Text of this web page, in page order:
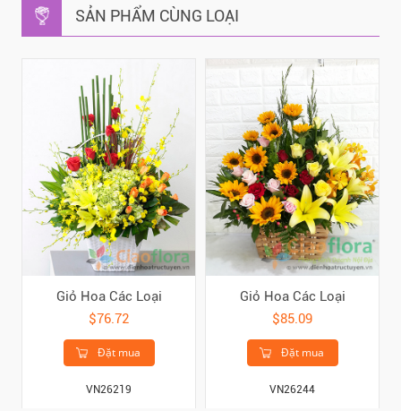
SẢN PHẨM CÙNG LOẠI
Giỏ Hoa Các Loại
$76.72
Đặt mua
VN26219
Giỏ Hoa Các Loại
$85.09
Đặt mua
VN26244